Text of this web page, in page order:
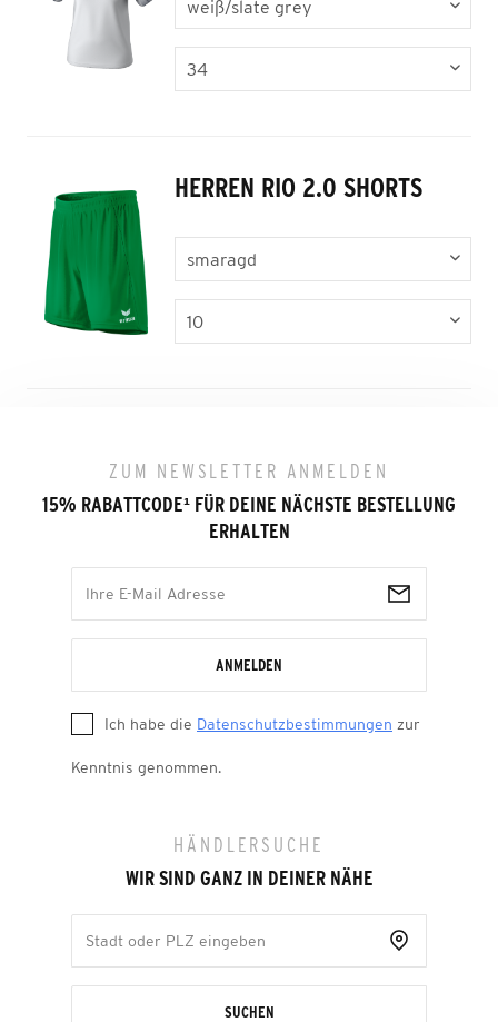
HERREN RIO 2.0 SHORTS
ZUM NEWSLETTER ANMELDEN
15% RABATTCODE¹ FÜR DEINE NÄCHSTE BESTELLUNG
ERHALTEN
ANMELDEN
Ich habe die Datenschutzbestimmungen zur
Kenntnis genommen.
HÄNDLERSUCHE
WIR SIND GANZ IN DEINER NÄHE
SUCHEN